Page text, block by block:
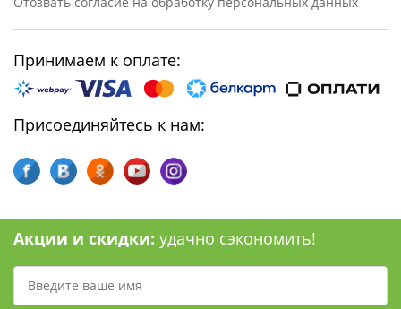
Принимаем к оплате:
Присоединяйтесь к нам:
Акции и скидки: удачно сэкономить!